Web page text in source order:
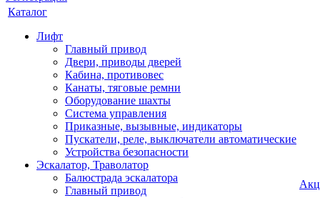
Каталог
Лифт
Главный привод
Двери, приводы дверей
Кабина, противовес
Канаты, тяговые ремни
Оборудование шахты
Система управления
Приказные, вызывные, индикаторы
Пускатели, реле, выключатели автоматические
Устройства безопасности
Эскалатор, Траволатор
Балюстрада эскалатора
Главный привод